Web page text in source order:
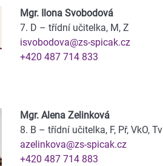
Mgr. Ilona Svobodová
7. D – třídní učitelka, M, Z
isvobodova@zs-spicak.cz
+420 487 714 833
Mgr. Alena Zelinková
8. B – třídní učitelka, F, Př, VkO, Tv
azelinkova@zs-spicak.cz
+420 487 714 883